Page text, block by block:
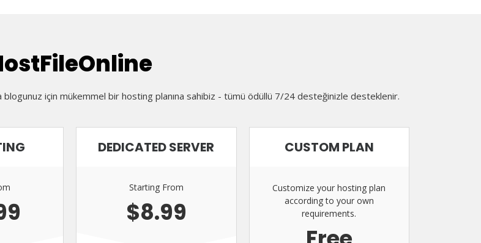
için mükemmel bir hosting planına sahibiz - tümü ödüllü 7/24 desteğinizle desteklenir.
DEDICATED SERVER
Starting From
$8.99
CUSTOM PLAN
Customize your hosting plan
according to your own
requirements.